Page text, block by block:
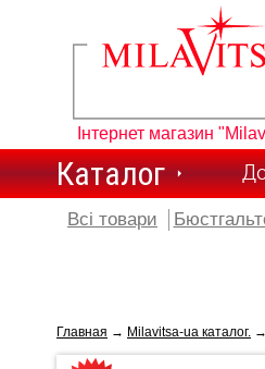
Інтернет магазин
Каталог
Всі товари
Главная → Milavitsa-ua каталог. →